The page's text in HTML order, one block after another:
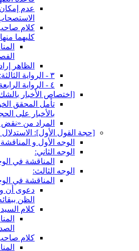
عدم إمكان
الاستصحاب
كلام صاحب
كليهما منها:
الظاهر
٣ - الرواية الثالثة:
٤ - الرواية الرابعة:
[اختصاص الأخبار بالشك
تأمل المحقق
بالأخبار على
المراد من «نقض
[حجة القول الأول‏]: الاستدلال
الوجه الأول و المناقشة
الوجه الثاني:
المناقشة في الوجه
الوجه الثالث:
المناقشة في
دعوى أن
الظن
كلام السيد
الصدر:
كلام صاحب